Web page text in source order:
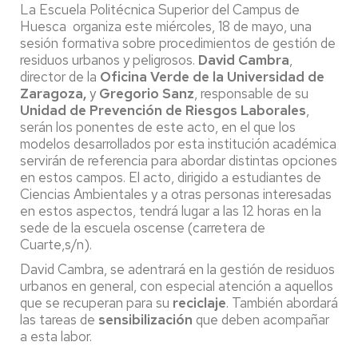
La Escuela Politécnica Superior del Campus de
Huesca organiza este miércoles, 18 de mayo, una
sesión formativa sobre procedimientos de gestión de
residuos urbanos y peligrosos. David Cambra,
director de la Oficina Verde de la Universidad de
Zaragoza,y Gregorio Sanz, responsable de su
Unidad de Prevención de Riesgos Laborales,
serán los ponentes de este acto, en el que los
modelos desarrollados por esta institución académica
servirán de referencia para abordar distintas opciones
en estos campos. El acto, dirigido a estudiantes de
Ciencias Ambientales y a otras personas interesadas
en estos aspectos, tendrá lugar a las 12 horas en la
sede de la escuela oscense (carretera de
Cuarte,s/n).
David Cambra, se adentrará en la gestión de residuos
urbanos en general, con especial atención a aquellos
que se recuperan para su reciclaje. También abordará
las tareas de sensibilización que deben acompañar
a esta labor.